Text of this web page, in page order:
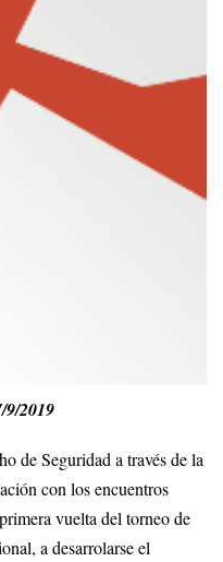
2019
de Seguridad a través de la
con los encuentros
vuelta del torneo de
a desarrolarse el